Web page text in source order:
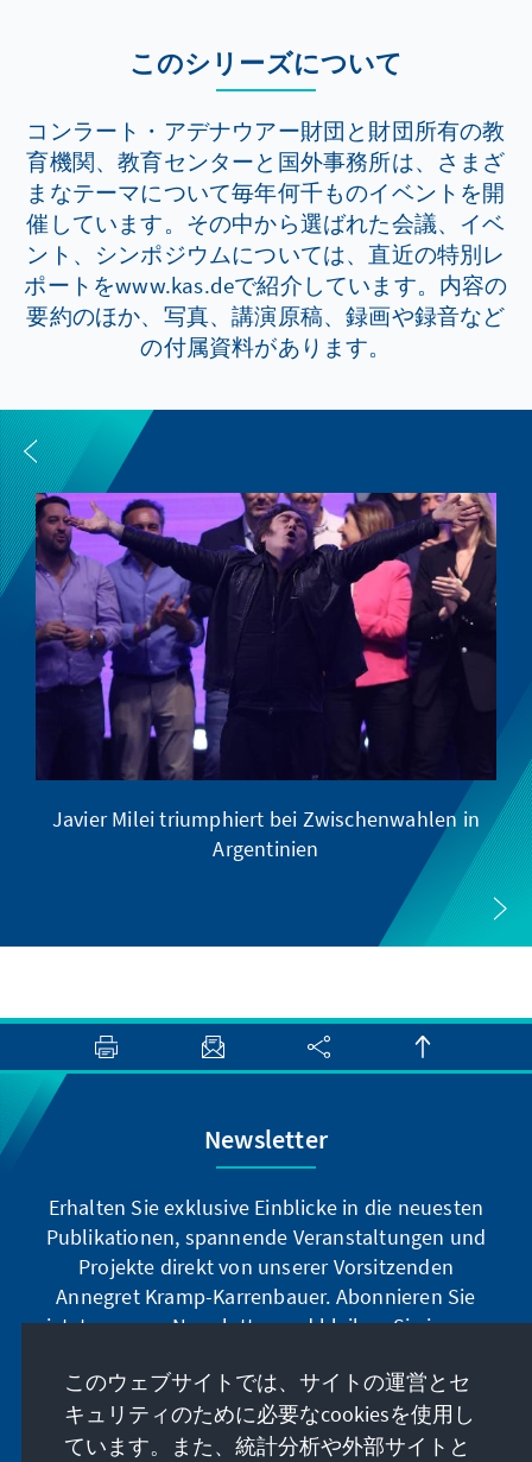
このシリーズについて
コンラート・アデナウアー財団と財団所有の教
育機関、教育センターと国外事務所は、さまざ
まなテーマについて毎年何千ものイベントを開
催しています。その中から選ばれた会議、イベ
ント、シンポジウムについては、直近の特別レ
ポートをwww.kas.deで紹介しています。内容の
要約のほか、写真、講演原稿、録画や録音など
の付属資料があります。
Javier Milei triumphiert bei Zwischenwahlen in
Argentinien
Newsletter
Erhalten Sie exklusive Einblicke in die neuesten
Publikationen, spannende Veranstaltungen und
Projekte direkt von unserer Vorsitzenden
Annegret Kramp-Karrenbauer. Abonnieren Sie
jetzt unseren Newsletter und bleiben Sie immer
Jetzt abonnieren
このウェブサイトでは、サイトの運営とセ
キュリティのために必要なcookiesを使用し
ています。また、統計分析や外部サイトと